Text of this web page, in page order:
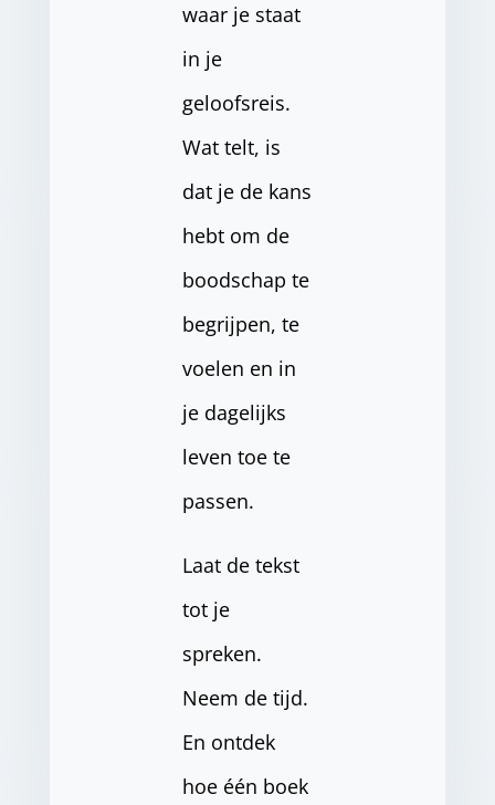
waar je staat
in je
geloofsreis.
Wat telt, is
dat je de kans
hebt om de
boodschap te
begrijpen, te
voelen en in
je dagelijks
leven toe te
passen.
Laat de tekst
tot je
spreken.
Neem de tijd.
En ontdek
hoe één boek